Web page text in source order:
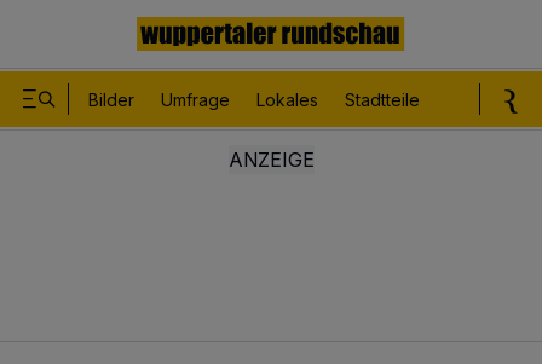
Bilder Umfrage Lokales Stadtteile